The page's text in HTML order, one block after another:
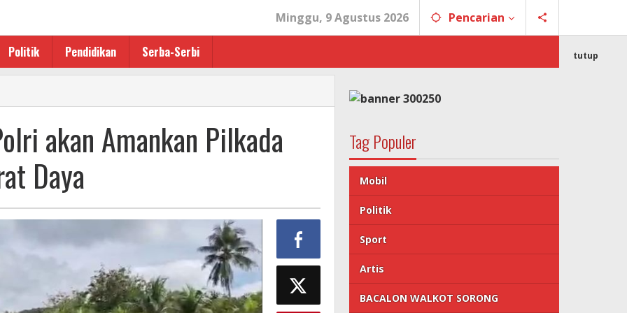
Minggu, 9 Agustus 2026 Pencarian
Politik Pendidikan Serba-Serbi tutup
akan Amankan Pilkada
Daya
Tag Populer
Mobil
Politik
Sport
Artis
BACALON WALKOT SORONG